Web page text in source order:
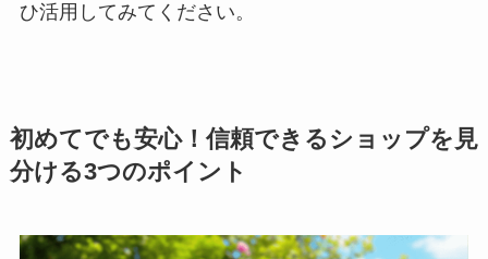
ひ活用してみてください。
初めてでも安心！信頼できるショップを見
分ける3つのポイント